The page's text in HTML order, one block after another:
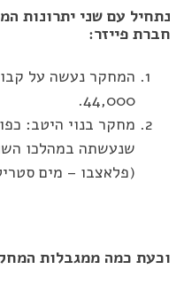
נתחיל עם שני יתרונות
חברת פייזר:
המחקר נעשה על
44,000.
מחקר בנוי היטב:
שנעשתה במהלכו
(פלאצבו – מים
וכעת כמה ממגבלות